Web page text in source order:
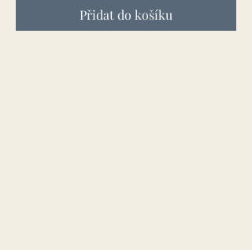
Přidat do košíku